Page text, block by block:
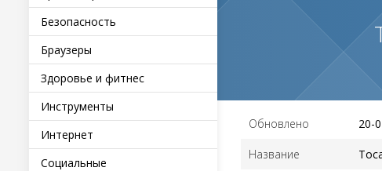
Безопасность
Браузеры
Здоровье и фитнес
Инструменты
Интернет
Социальные
Обновлено 20-
Название